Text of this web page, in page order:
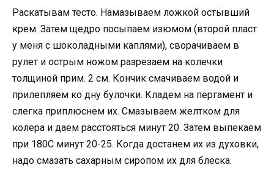
Раскатывам тесто. Намазываем ложкой остывший
крем. Затем щедро посыпаем изюмом (второй пласт
у меня с шоколадными каплями), сворачиваем в
рулет и острым ножом разрезаем на колечки
толщиной прим. 2 см. Кончик смачиваем водой и
прилепляем ко дну булочки. Кладем на пергамент и
слегка приплюснем их. Смазываем желтком для
колера и даем расстояться минут 20. Затем выпекаем
при 180С минут 20-25. Когда достанем их из духовки,
надо смазать сахарным сиропом их для блеска.